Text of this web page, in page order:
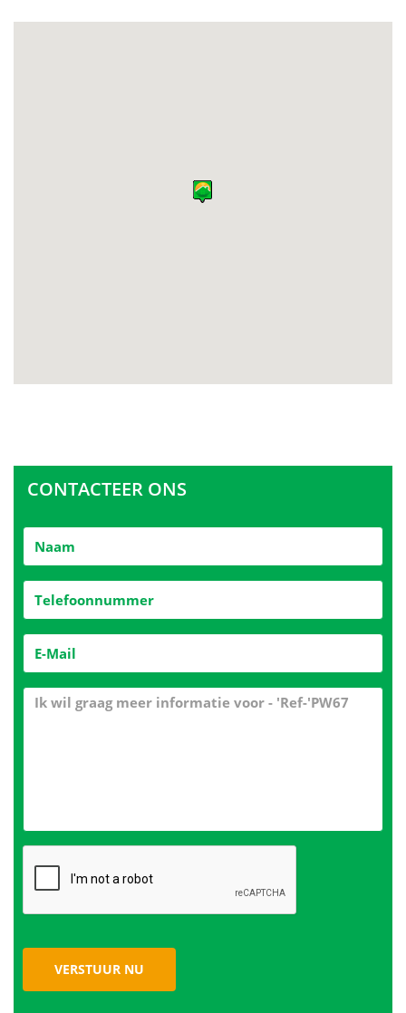
CONTACTEER ONS
VERSTUUR NU